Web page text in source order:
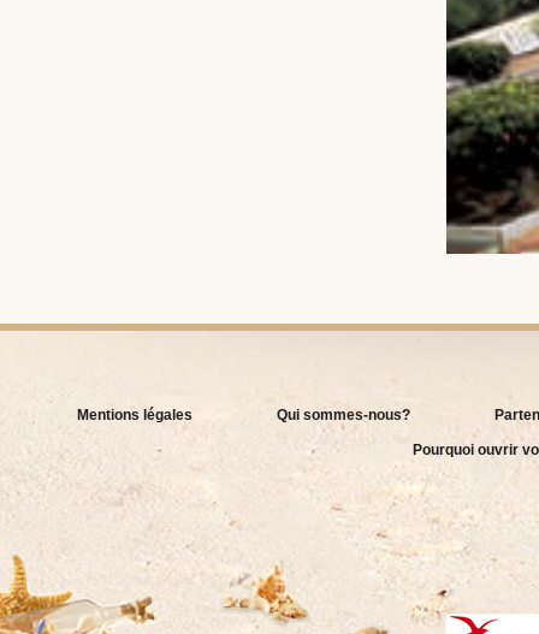
Mentions légales Qui sommes-nous?
Pourquoi ouvrir